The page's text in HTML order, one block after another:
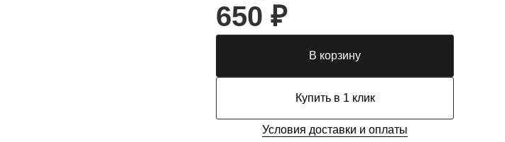
650 ₽
В корзину
Купить в 1 клик
Условия доставки и оплаты